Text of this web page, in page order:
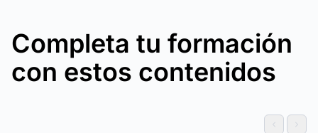
Completa tu formación
con estos contenidos